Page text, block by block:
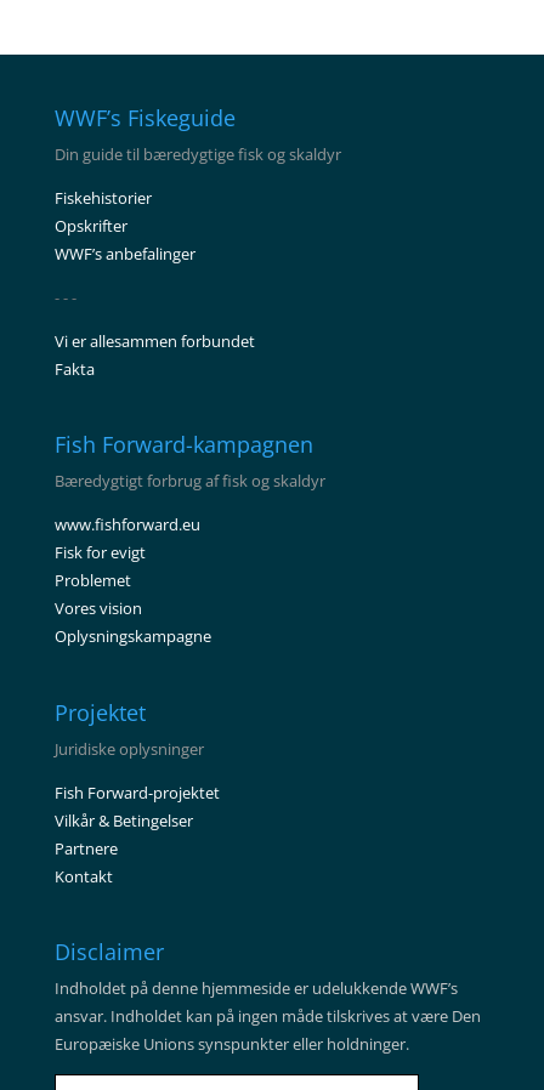
WWF’s Fiskeguide
Din guide til bæredygtige fisk og skaldyr
Fiskehistorier
Opskrifter
WWF’s anbefalinger
- - -
Vi er allesammen forbundet
Fakta
Fish Forward-kampagnen
Bæredygtigt forbrug af fisk og skaldyr
www.fishforward.eu
Fisk for evigt
Problemet
Vores vision
Oplysningskampagne
Projektet
Juridiske oplysninger
Fish Forward-projektet
Vilkår & Betingelser
Partnere
Kontakt
Disclaimer
Indholdet på denne hjemmeside er udelukkende WWF’s
ansvar. Indholdet kan på ingen måde tilskrives at være Den
Europæiske Unions synspunkter eller holdninger.